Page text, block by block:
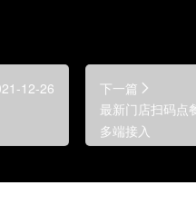
12-26
下一篇
最新门店扫码点
多端接入